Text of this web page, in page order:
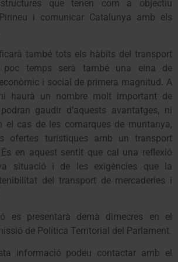
que tenen com a objectiu
i comunicar Catalunya amb els
també tots els hàbits del transport
temps serà també una eina de
i social de primera magnitud. A
haurà un nombre molt important de
gaudir d’aquests avantatges, ni
el cas de les comarques de muntanya,
ofertes turístiques amb un transport
en aquest sentit que cal una reflexió
situació i de les exigències que la
del transport de mercaderies i
es presentarà demà dimecres en el
de Política Territorial del Parlament.
informació podeu contactar amb el